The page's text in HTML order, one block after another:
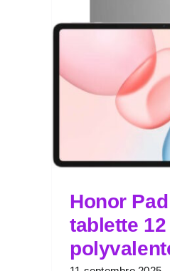
Honor
tablette